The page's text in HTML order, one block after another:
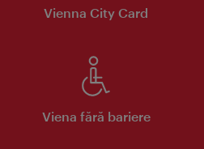
Vienna City Card
Viena fără bariere